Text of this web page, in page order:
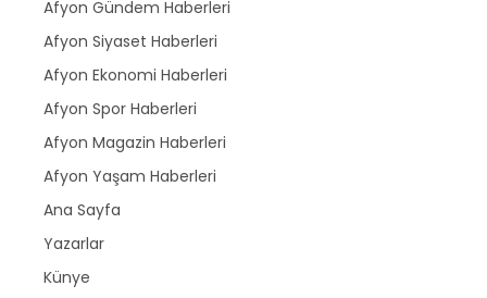
Afyon Gündem Haberleri
Afyon Siyaset Haberleri
Afyon Ekonomi Haberleri
Afyon Spor Haberleri
Afyon Magazin Haberleri
Afyon Yaşam Haberleri
Ana Sayfa
Yazarlar
Künye